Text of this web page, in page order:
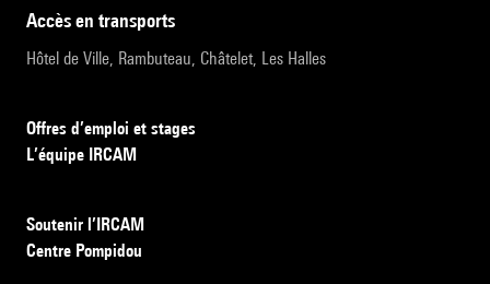
accès en transports
Hôtel de Ville, Rambuteau, Châtelet, Les Halles
Offres d’emploi et stages
L’équipe IRCAM
Soutenir l’IRCAM
Centre Pompidou